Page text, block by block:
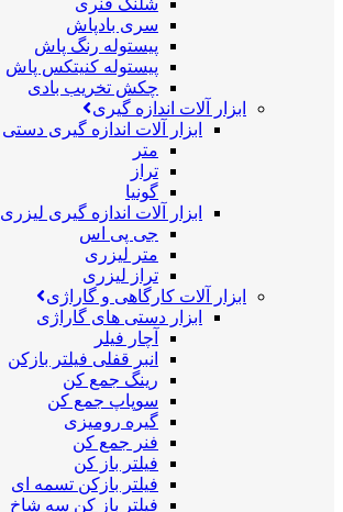
شلنگ فنری
سری بادپاش
پیستوله رنگ پاش
پیستوله کنیتکس پاش
چکش تخریب بادی
ابزار آلات اندازه گیری
ابزار آلات اندازه گیری دستی
متر
تراز
گونیا
ابزار آلات اندازه گیری لیزری
جی پی اس
متر لیزری
تراز لیزری
ابزار آلات کارگاهی و گاراژی
ابزار دستی های گاراژی
آچار فیلر
انبر قفلی فیلتر بازکن
رینگ جمع کن
سوپاپ جمع کن
گیره رومیزی
فنر جمع کن
فیلتر باز کن
فیلتر بازکن تسمه ای
فیلتر باز کن سه شاخ